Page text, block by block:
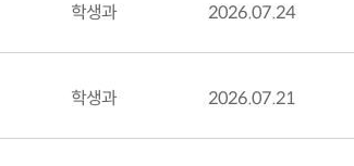
학생과 2026.07.24
학생과 2026.07.21